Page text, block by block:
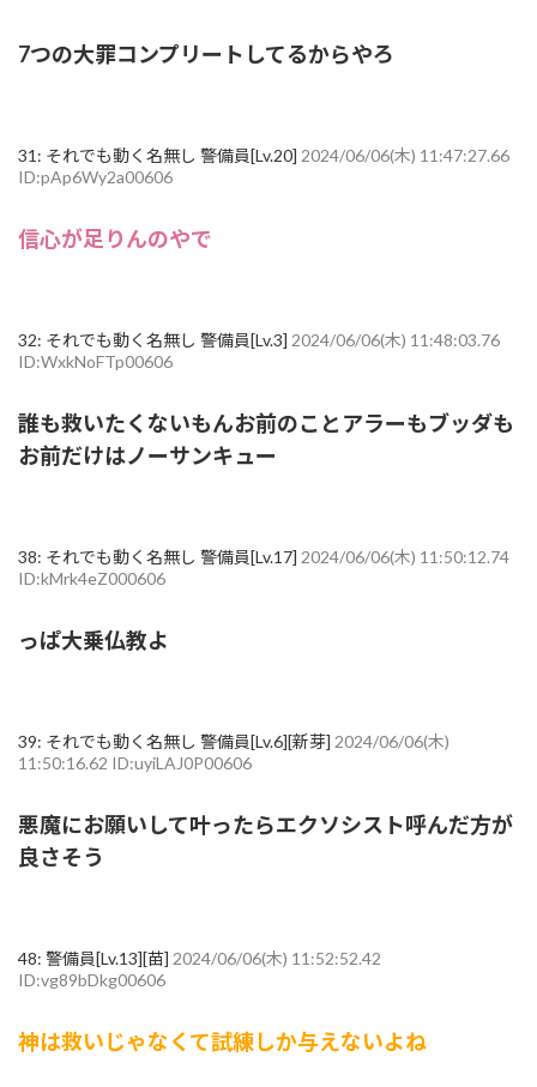
7つの大罪コンプリートしてるからやろ
31: それでも動く名無し 警備員[Lv.20] 2024/06/06(木) 11:47:27.66
ID:pAp6Wy2a00606
信心が足りんのやで
32: それでも動く名無し 警備員[Lv.3] 2024/06/06(木) 11:48:03.76
ID:WxkNoFTp00606
誰も救いたくないもんお前のことアラーもブッダも
お前だけはノーサンキュー
38: それでも動く名無し 警備員[Lv.17] 2024/06/06(木) 11:50:12.74
ID:kMrk4eZ000606
っぱ大乗仏教よ
39: それでも動く名無し 警備員[Lv.6][新芽] 2024/06/06(木)
11:50:16.62 ID:uyiLAJ0P00606
悪魔にお願いして叶ったらエクソシスト呼んだ方が
良さそう
48: 警備員[Lv.13][苗] 2024/06/06(木) 11:52:52.42
ID:vg89bDkg00606
神は救いじゃなくて試練しか与えないよね